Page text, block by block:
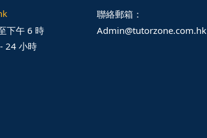
下午 6 時
24 小時
聯絡郵箱：
Admin@tutorzone.com.hk